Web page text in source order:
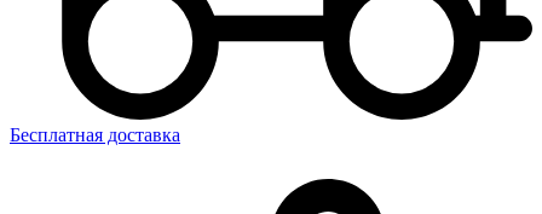
Бесплатная доставка